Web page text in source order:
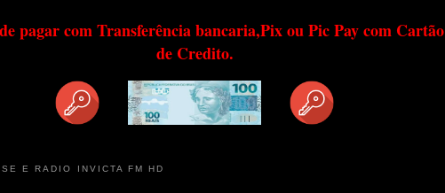
pagar com Transferência bancaria,Pix ou Pic Pay com Cartão
de Credito.
E RADIO INVICTA FM HD